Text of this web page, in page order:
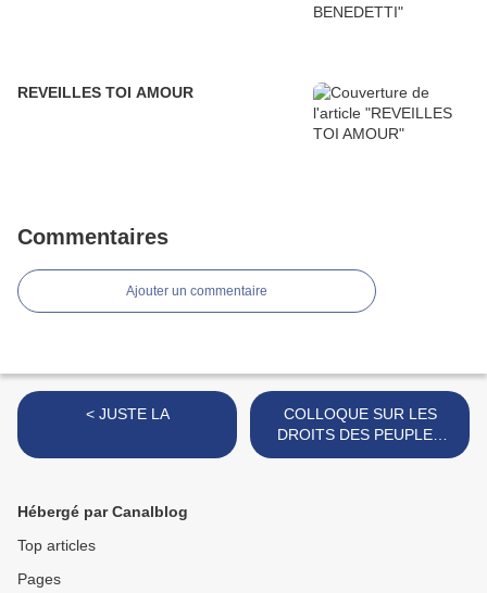
REVEILLES TOI AMOUR
Commentaires
Ajouter un commentaire
< JUSTE LA
COLLOQUE SUR LES
DROITS DES PEUPLES
DITS MINORITAIRES AUX
Hébergé par Canalblog
Top articles
Pages